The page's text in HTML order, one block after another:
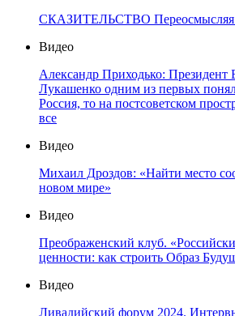
СКАЗИТЕЛЬСТВО Переосмысляя
Видео
Александр Приходько: Президент
Лукашенко одним из первых
Россия, то на постсоветском
все
Видео
Михаил Дроздов: «Найти место
новом мире»
Видео
Преображенский клуб.
ценности: как строить Образ
Видео
Ливадийский форум 2024.